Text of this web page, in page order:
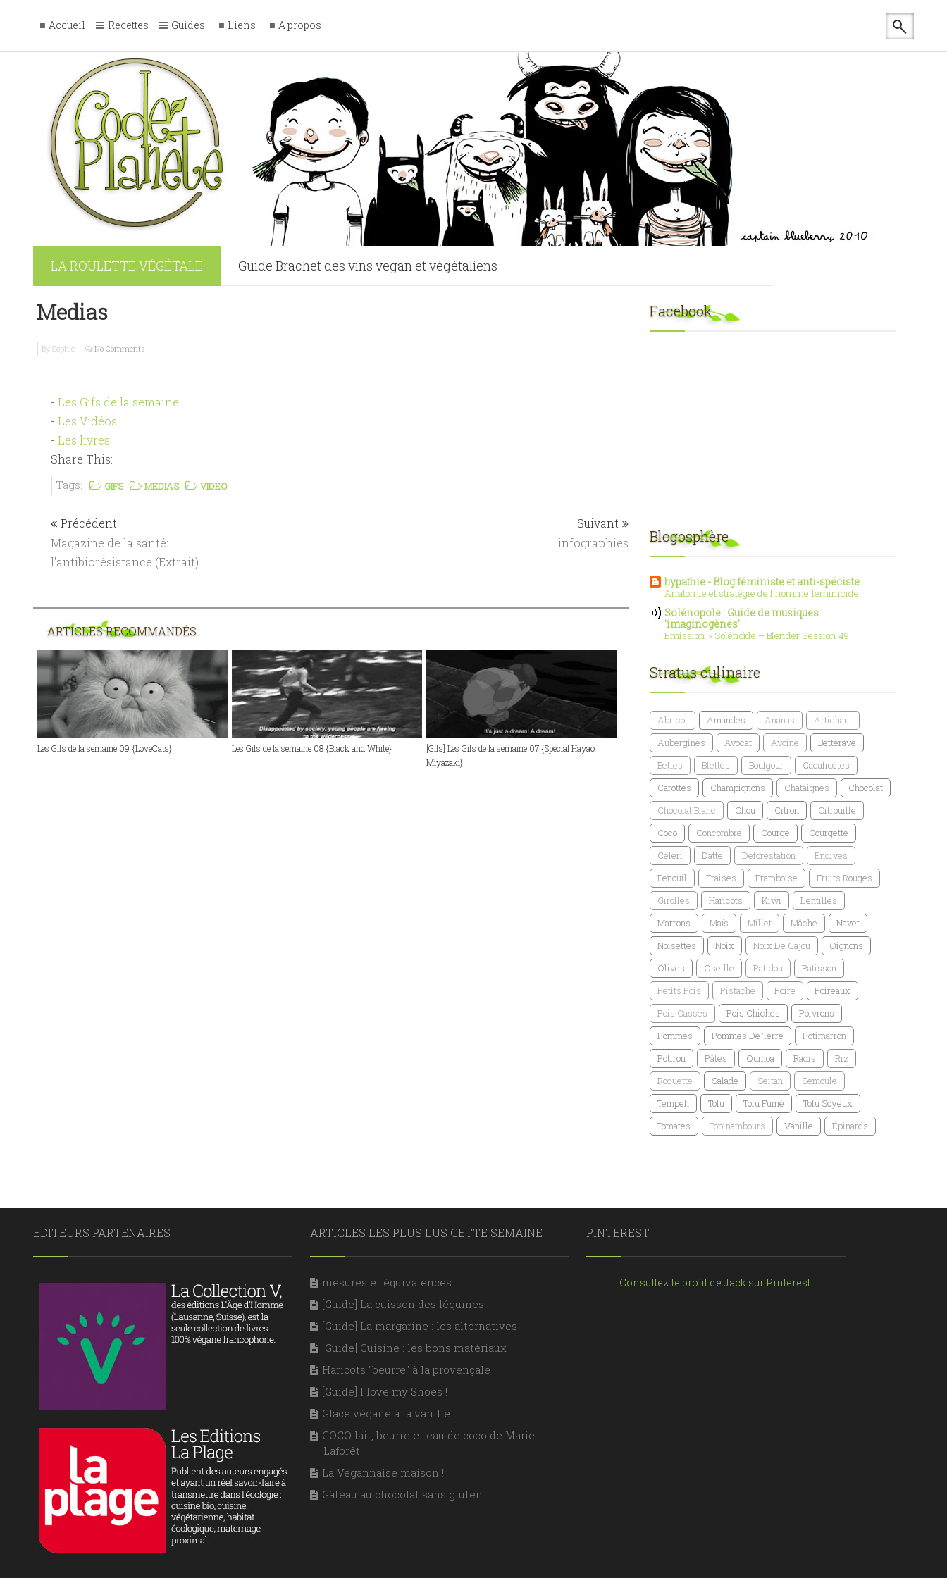
Accueil Recettes Guides Liens A propos
LA ROULETTE VÉGÉTALE Guide Brachet des vins vegan et végétaliens
Medias
By Sophie - No Comments
- Les Gifs de la semaine
- Les Vidéos
- Les livres
Share This:
Tags: GIFS MEDIAS VIDEO
Précédent
Magazine de la santé:
l'antibiorésistance (Extrait)
Suivant
infographies
ARTICLES RECOMMANDÉS
Les Gifs de la semaine 09 {LoveCats} Les Gifs de la semaine 08 {Black and White}
[Gifs] Les Gifs de la semaine 07 {Special Hayao
Miyazaki}
Facebook
Blogosphère
hypathie - Blog féministe et anti-spéciste
Anatomie et stratégie de l'homme féminicide
Solénopole : Guide de musiques
'imaginogènes'
Emission > Solénoïde – Blender Session 49
Stratus culinaire
Abricot Amandes Ananas
Artichaut
Aubergines
Avocat Avoine
Betterave
Bettes
Blettes Boulgour
Cacahuètes
Carottes
Champignons Chataignes
Chocolat
Chocolat Blanc
Chou Citron
Citrouille
Coco
Concombre Courge
Courgette
Céleri
Datte Deforestation
Endives
Fenouil
Fraises Framboise
Fruits Rouges
Girolles
Haricots Kiwi
Lentilles
Marrons
Maïs Millet Mâche
Navet
Noisettes
Noix Noix De Cajou
Oignons
Olives
Oseille Patidou
Patisson
Petits Pois
Pistache Poire
Poireaux
Pois Cassés
Pois Chiches
Poivrons
Pommes
Pommes De Terre
Potimarron
Potiron
Pâtes Quinoa Radis
Riz
Roquette
Salade Seitan
Semoule
Tempeh
Tofu Tofu Fumé
Tofu Soyeux
Tomates
Topinambours Vanille Épinards
EDITEURS PARTENAIRES ARTICLES LES PLUS LUS CETTE SEMAINE
mesures et équivalences
[Guide] La cuisson des légumes
[Guide] La margarine : les alternatives
[Guide] Cuisine : les bons matériaux
Haricots "beurre" à la provençale
[Guide] I love my Shoes !
Glace végane à la vanille
COCO lait, beurre et eau de coco de Marie
Laforêt
La Vegannaise maison !
Gâteau au chocolat sans gluten
PINTEREST
Consultez le profil de Jack sur Pinterest.